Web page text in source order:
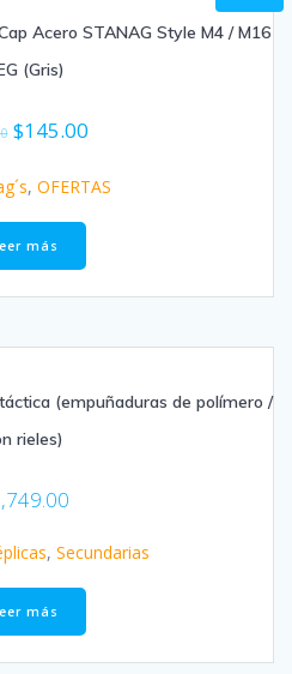
Acero STANAG Style M4 / M16
(Gris)
$145.00
, OFERTAS
más
(empuñaduras de polímero /
rieles)
, Secundarias
más